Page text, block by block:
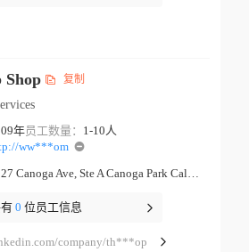
Shop 复制
年员工数量： 1-10人
ww***om
9027 Canoga Ave, Ste A Canoga Park California
0 位员工信息
company/th***op